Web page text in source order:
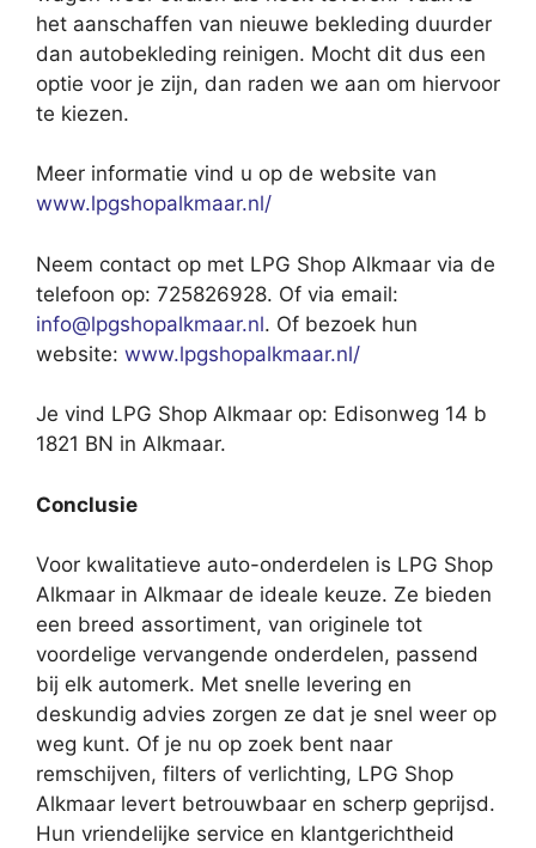
het aanschaffen van nieuwe bekleding duurder
dan autobekleding reinigen. Mocht dit dus een
optie voor je zijn, dan raden we aan om hiervoor
te kiezen.
Meer informatie vind u op de website van
www.lpgshopalkmaar.nl/
Neem contact op met LPG Shop Alkmaar via de
telefoon op: 725826928. Of via email:
info@lpgshopalkmaar.nl. Of bezoek hun
website: www.lpgshopalkmaar.nl/
Je vind LPG Shop Alkmaar op: Edisonweg 14 b
1821 BN in Alkmaar.
Conclusie
Voor kwalitatieve auto-onderdelen is LPG Shop
Alkmaar in Alkmaar de ideale keuze. Ze bieden
een breed assortiment, van originele tot
voordelige vervangende onderdelen, passend
bij elk automerk. Met snelle levering en
deskundig advies zorgen ze dat je snel weer op
weg kunt. Of je nu op zoek bent naar
remschijven, filters of verlichting, LPG Shop
Alkmaar levert betrouwbaar en scherp geprijsd.
Hun vriendelijke service en klantgerichtheid